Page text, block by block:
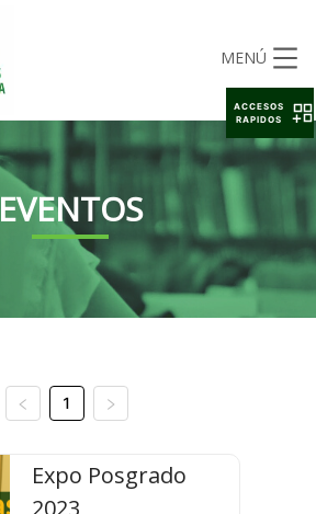
MENÚ
EVENTOS
1
Expo Posgrado
2023
ACCESOS
RAPIDOS